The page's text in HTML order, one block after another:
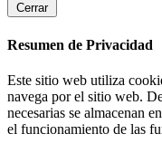
Cerrar
Resumen de Privacidad
Este sitio web utiliza
navega por el sitio web.
necesarias se almacenan
el funcionamiento de las